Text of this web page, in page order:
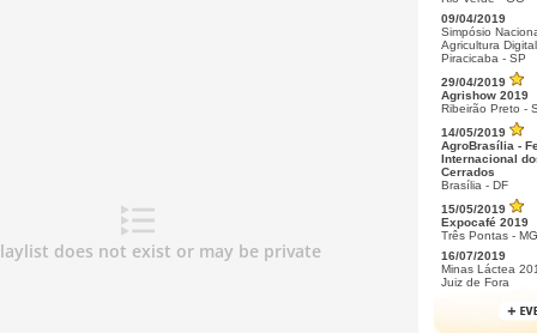
09/04/2019
Simpósio
Agricultura Digital
Piracicaba - SP
29/04/2019
Agrishow 2019
Ribeirão Preto -
14/05/2019
AgroBrasília -
Internacional
Cerrados
Brasília - DF
15/05/2019
Expocafé 2019
Três Pontas - MG
16/07/2019
Minas Láctea
Juiz de Fora